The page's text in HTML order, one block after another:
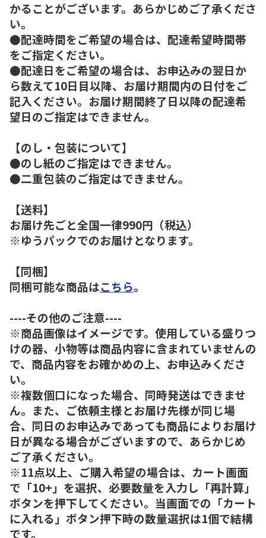
かることがございます。あらかじめご了承くださ
い。
●配達時間をご希望の場合は、配達希望時間帯
をご指定ください。
●配達日をご希望の場合は、お申込みの翌日か
ら数えて10日目以降、お届け期間内の日付をご
記入ください。お届け期間終了日以降の配達希
望日のご指定はできません。
【のし・包装について】
●のし紙のご指定はできません。
●二重包装のご指定はできません。
【送料】
お届け先ごと全国一律990円（税込）
※ゆうパックでのお届けとなります。
【同梱】
同梱可能な商品はこちら。
----その他のご注意----
※商品画像はイメージです。使用している盛りつ
けの器、小物等は商品内容に含まれていませんの
で、商品内容をお確かめの上、お申込みくださ
い。
※複数個口になった場合、同時発送はできませ
ん。また、ご依頼主様とお届け先様が同じ場
合、同日のお申込みであっても商品によりお届け
日が異なる場合がございますので、あらかじめ
ご了承ください。
※11点以上、ご購入希望の場合は、カート画面
で「10+」を選択、必要数量を入力し「再計算」
ボタンを押下してください。当画面での「カート
に入れる」ボタン押下時の数量選択は1個で結構
です。